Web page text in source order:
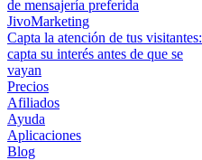
de mensajería preferida
JivoMarketing
Capta la atención de tus visitantes:
capta su interés antes de que se
vayan
Precios
Afiliados
Ayuda
Aplicaciones
Blog